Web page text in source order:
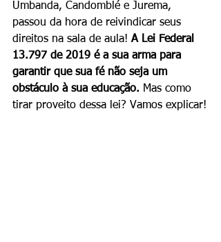
Umbanda, Candomblé e Jurema,
passou da hora de reivindicar seus
direitos na sala de aula! A Lei Federal
13.797 de 2019 é a sua arma para
garantir que sua fé não seja um
obstáculo à sua educação. Mas como
tirar proveito dessa lei? Vamos explicar!